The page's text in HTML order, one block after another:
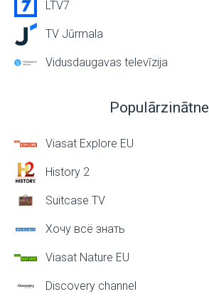
LTV7
TV Jūrmala
Vidusdaugavas televīzija
Populārzinātne
Viasat Explore EU
History 2
Suitcase TV
Хочу всё знать
Viasat Nature EU
Discovery channel